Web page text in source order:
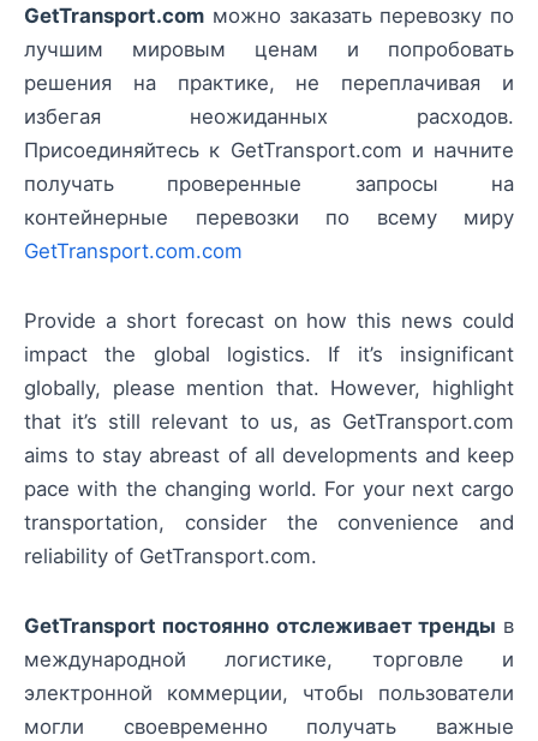
GetTransport.com можно заказать перевозку по
лучшим мировым ценам и попробовать
решения на практике, не переплачивая и
избегая неожиданных расходов.
Присоединяйтесь к GetTransport.com и начните
получать проверенные запросы на
контейнерные перевозки по всему миру
GetTransport.com.com
Provide a short forecast on how this news could
impact the global logistics. If it’s insignificant
globally, please mention that. However, highlight
that it’s still relevant to us, as GetTransport.com
aims to stay abreast of all developments and keep
pace with the changing world. For your next cargo
transportation, consider the convenience and
reliability of GetTransport.com.
GetTransport постоянно отслеживает тренды в
международной логистике, торговле и
электронной коммерции, чтобы пользователи
могли своевременно получать важные